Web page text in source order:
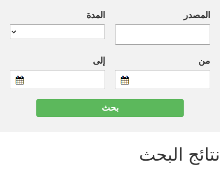
المصدر المدة
من إلى
نتائج البحث